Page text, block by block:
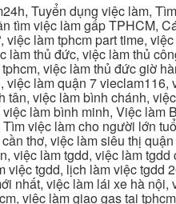
Tuyển dụng việc làm,
việc làm gấp TPHCM,
làm tphcm part time,
thủ đức, việc làm thủ
việc làm thủ đức giờ
làm quận 7
việc làm bình chánh,
làm bình minh, Việc
việc làm cho người lớn
thơ, việc làm siêu thị
làm tgdd, việc làm
tgdd, lịch làm việc
nhất, việc làm lái xe hà
việc làm giao gas tại